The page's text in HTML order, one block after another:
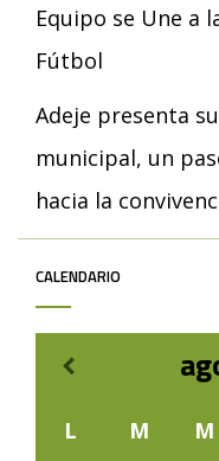
Equipo se Une a
Fútbol
Adeje presenta
municipal, un
hacia la
CALENDARIO
L M M